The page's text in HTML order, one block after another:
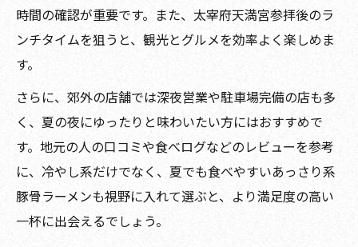
時間の確認が重要です。また、太宰府天満宮参拝後のラ
ンチタイムを狙うと、観光とグルメを効率よく楽しめま
す。
さらに、郊外の店舗では深夜営業や駐車場完備の店も多
く、夏の夜にゆったりと味わいたい方にはおすすめで
す。地元の人の口コミや食べログなどのレビューを参考
に、冷やし系だけでなく、夏でも食べやすいあっさり系
豚骨ラーメンも視野に入れて選ぶと、より満足度の高い
一杯に出会えるでしょう。